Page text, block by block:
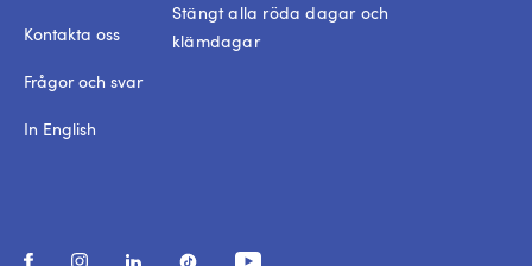
Kontakta oss
Frågor och svar
In English
Stängt alla röda dagar och
klämdagar